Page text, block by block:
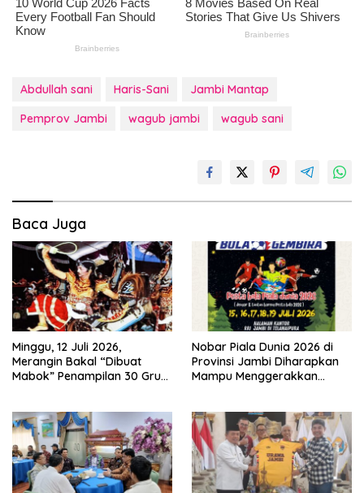
Abdullah sani Haris-Sani
Jambi Mantap
Pemprov Jambi
wagub jambi wagub sani
Baca Juga
Minggu, 12 Juli 2026,
Merangin Bakal “Dibuat
Mabok” Penampilan 30 Grup
Nobar Piala Dunia 2026 di
Provinsi Jambi Diharapkan
Mampu Menggerakkan